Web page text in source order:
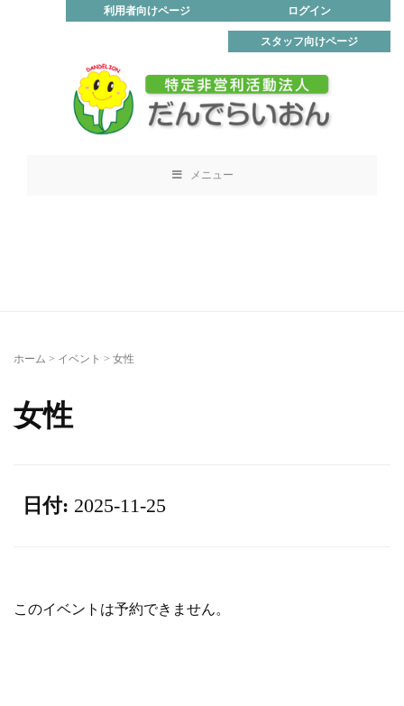
ログイン
利用者向けページ
スタッフ向けページ
メニュー
ホーム > イベント > 女性
女性
日付: 2025-11-25
このイベントは予約できません。